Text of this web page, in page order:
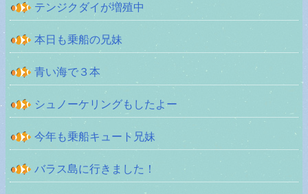
テンジクダイが増殖中
本日も乗船の兄妹
青い海で３本
シュノーケリングもしたよー
今年も乗船キュート兄妹
バラス島に行きました！